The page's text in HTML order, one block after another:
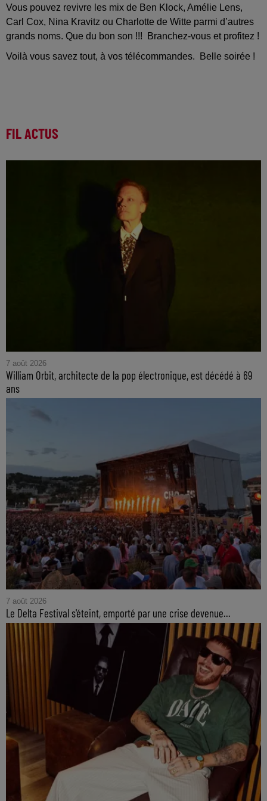
Vous pouvez revivre les mix de Ben Klock, Amélie Lens,
Carl Cox, Nina Kravitz ou Charlotte de Witte parmi d’autres
grands noms. Que du bon son !!! Branchez-vous et profitez !
Voilà vous savez tout, à vos télécommandes. Belle soirée !
FIL ACTUS
7 août 2026
William Orbit, architecte de la pop électronique, est décédé à 69
ans
7 août 2026
Le Delta Festival s'éteint, emporté par une crise devenue...